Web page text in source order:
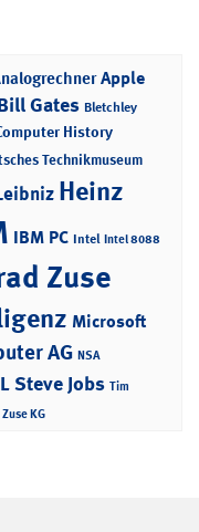
Apple
Gates Bletchley
History
Technikmuseum
Heinz
IBM PC Intel Intel 8088
Zuse
Microsoft
AG NSA
Steve Jobs Tim
Zuse KG